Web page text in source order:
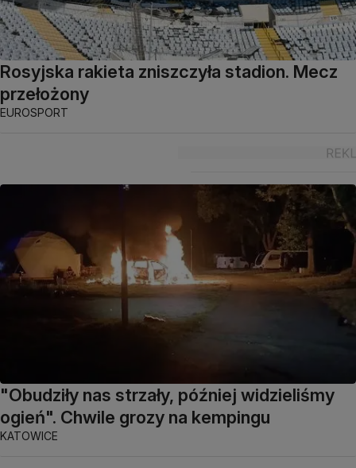
Rosyjska rakieta zniszczyła stadion. Mecz
przełożony
EUROSPORT
"Obudziły nas strzały, później widzieliśmy
ogień". Chwile grozy na kempingu
KATOWICE